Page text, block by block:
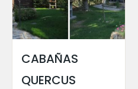
CABAÑAS
QUERCUS